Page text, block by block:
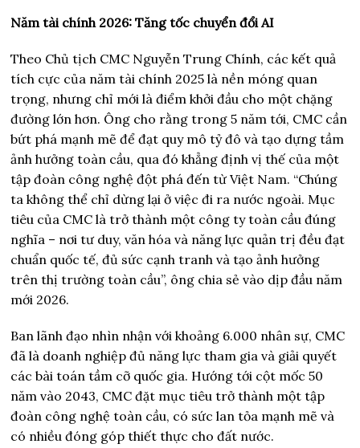
Năm tài chính 2026: Tăng tốc chuyển đổi AI
Theo Chủ tịch CMC Nguyễn Trung Chính, các kết quả
tích cực của năm tài chính 2025 là nền móng quan
trọng, nhưng chỉ mới là điểm khởi đầu cho một chặng
đường lớn hơn. Ông cho rằng trong 5 năm tới, CMC cần
bứt phá mạnh mẽ để đạt quy mô tỷ đô và tạo dựng tầm
ảnh hưởng toàn cầu, qua đó khẳng định vị thế của một
tập đoàn công nghệ đột phá đến từ Việt Nam. “Chúng
ta không thể chỉ dừng lại ở việc đi ra nước ngoài. Mục
tiêu của CMC là trở thành một công ty toàn cầu đúng
nghĩa – nơi tư duy, văn hóa và năng lực quản trị đều đạt
chuẩn quốc tế, đủ sức cạnh tranh và tạo ảnh hưởng
trên thị trường toàn cầu”, ông chia sẻ vào dịp đầu năm
mới 2026.
Ban lãnh đạo nhìn nhận với khoảng 6.000 nhân sự, CMC
đã là doanh nghiệp đủ năng lực tham gia và giải quyết
các bài toán tầm cỡ quốc gia. Hướng tới cột mốc 50
năm vào 2043, CMC đặt mục tiêu trở thành một tập
đoàn công nghệ toàn cầu, có sức lan tỏa mạnh mẽ và
có nhiều đóng góp thiết thực cho đất nước.